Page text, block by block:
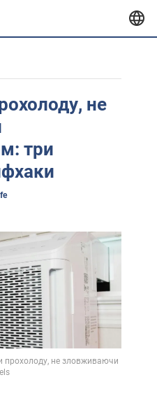
не
три
прохолоду, не зловживаючи